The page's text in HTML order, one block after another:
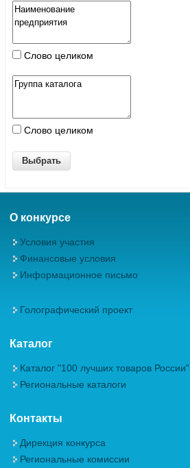
Слово целиком
Слово целиком
О конкурсе
Условия участия
Финансовые условия
Информационное письмо
Голографический проект
Каталог
Каталог "100 лучших товаров России"
Региональные каталоги
Контакты
Дирекция конкурса
Региональные комиссии